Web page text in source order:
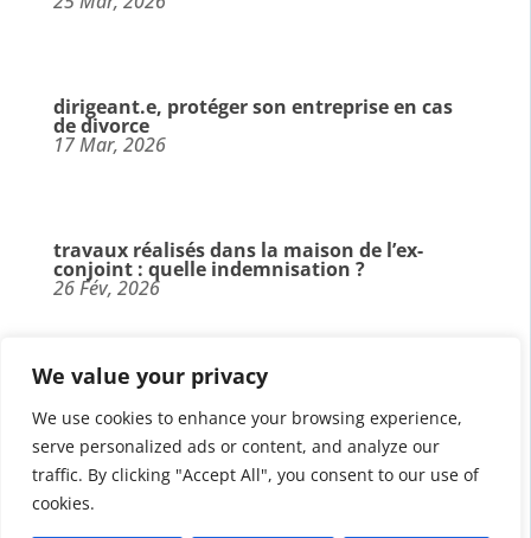
We value your privacy
We use cookies to enhance your browsing experience,
serve personalized ads or content, and analyze our
traffic. By clicking "Accept All", you consent to our use of
cookies.
dirigeant.e, protéger son entreprise en cas
de divorce
17 Mar, 2026
travaux réalisés dans la maison de l’ex-
conjoint : quelle indemnisation ?
26 Fév, 2026
parents séparés, à quel âge votre enfant
peut-il être entendu par un juge?
13 Fév, 2026